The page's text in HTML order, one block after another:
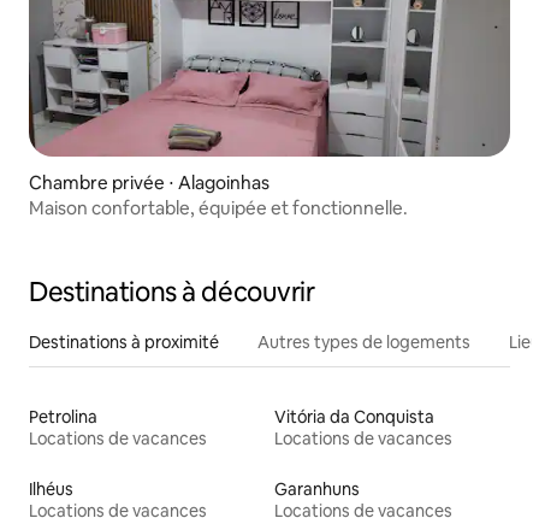
Chambre privée ⋅ Alagoinhas
Maison confortable, équipée et fonctionnelle.
Destinations à découvrir
Destinations à proximité Autres types de logements
Petrolina
Locations de vacances
Vitória da Conquista
Locations de vacances
Ilhéus
Locations de vacances
Garanhuns
Locations de vacances